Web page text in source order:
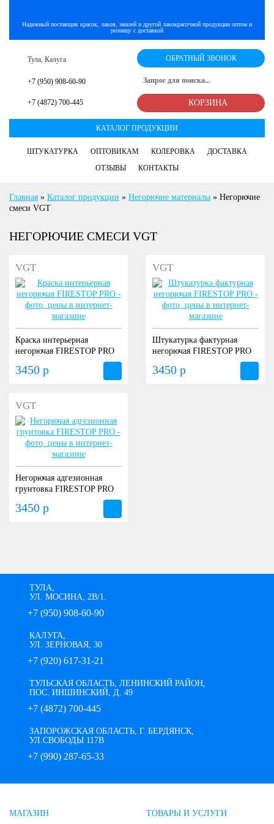
Надежный поставщик красок, лаков, эмалей и другой лакокрасочной продукции оптом и
розницу с доставкой
Тула, Калуга
+7 (950) 908-60-90
+7 (4872) 700-445
ОБРАТНЫЙ ЗВОНОК
КАТАЛОГ ПРОДУКЦИИ
ШТУКАТУРКА ОПТОВИКАМ КОЛЕРОВКА
ДОСТАВКА
ОТЗЫВЫ
КОНТАКТЫ
КОРЗИНА
Главная » Каталог продукции » Негорючие материалы » Негорючие
смеси VGT
НЕГОРЮЧИЕ СМЕСИ VGT
VGT
Краска интерьерная
негорючая FIRESTOP PRO
3450 р
VGT
Штукатурка фактурная
негорючая FIRESTOP PRO
3450 р
VGT
Негорючая адгезионная
грунтовка FIRESTOP PRO
3450 р
ТУЛА,
УЛ. МОСИНА, 2В/1.
+7 (950) 908-60-90
КАЛУГА,
УЛ. ЗЕРНОВАЯ, 30
+7 (920) 617-31-21
ТУЛЬСКАЯ ОБЛАСТЬ, ЛЕНИНСКИЙ РАЙОН,
ПОС. ИНШИНСКИЙ, Д. 49
+7 (4872) 700-445
ЗАПОРОЖСКАЯ ОБЛАСТЬ, Г. БЕРДЯНСК,
УЛ.СВОБОДЫ 117В
+7 (990) 287-65-33
МАГАЗИН ТОВАРЫ И УСЛУГИ